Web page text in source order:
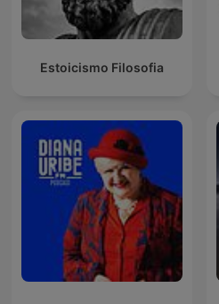
Estoicismo Filosofia